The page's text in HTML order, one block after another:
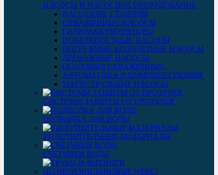
НАСОСЫ И НАСОСНОЕ ОБОРУДОВАНИЕ
НАСОСНЫЕ СТАНЦИИ
СКВАЖИННЫЕ НАСОСЫ
ГИДРОАККУМУЛЯТОРЫ
ПОВЕРХНОСТНЫЕ НАСОСЫ
ПОГРУЖНЫЕ КОЛОДЕЗНЫЕ НАСОСЫ
ДРЕНАЖНЫЕ НАСОСЫ
ОГОЛОВКИ СКВАЖИННЫЕ
АВТОМАТИКА И КОМПЛЕКТУЮЩИЕ
МАГИСТРАЛЬНЫЕ НАСОСЫ
СИСТЕМЫ ЗАЩИТЫ ОТ ПРОТЕЧЕК
ПОДВОДКА ДЛЯ ВОДЫ
УПЛОТНИТЕЛЬНЫЕ МАТЕРИАЛЫ
СЧЕТЧИКИ ВОДЫ